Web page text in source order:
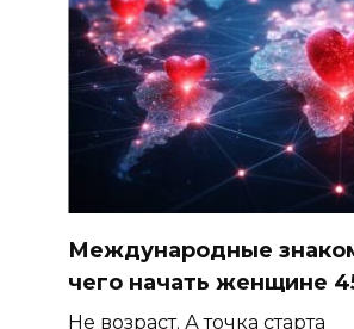
Международные
чего начать женщине
Не возраст. А точка старта